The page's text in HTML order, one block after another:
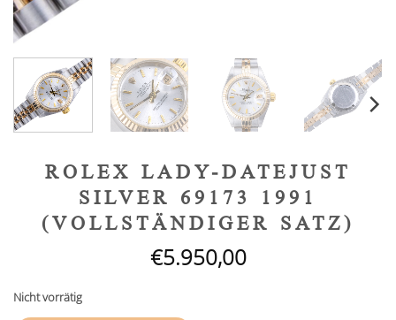
ROLEX LADY-DATEJUST
SILVER 69173 1991
(VOLLSTÄNDIGER SATZ)
€5.950,00
Nicht vorrätig